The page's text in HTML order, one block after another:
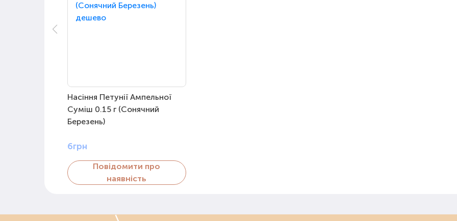
Насіння Петунії Ампельної
Суміш 0.15 г (Сонячний
Березень)
6грн
Повідомити про
наявність